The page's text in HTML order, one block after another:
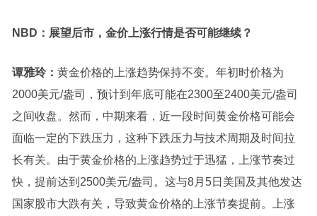
N BD：展望后市，金价上涨行情是否可能继续？
谭雅玲： 黄金价格的上涨趋势保持不变。年初时价格为
2000美元/盎司，预计到年底可能在2300至2400美元/盎司
之间收盘。然而，中期来看，近一段时间黄金价格可能会
面临一定的下跌压力，这种下跌压力与技术周期及时间拉
长有关。由于黄金价格的上涨趋势过于迅猛，上涨节奏过
快，提前达到2500美元/盎司。这与8月5日美国及其他发达
国家股市大跌有关，导致黄金价格的上涨节奏提前。
上涨